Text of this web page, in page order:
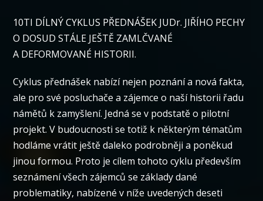
10TI DÍLNÝ CYKLUS PŘEDNÁŠEK JUDr. JIŘÍHO PECHY
O DOSUD STÁLE JEŠTĚ ZAMLČVANÉ
A DEFORMOVANÉ HISTORII.
Cyklus přednášek nabízí nejen poznání a nová fakta,
ale pro své posluchače a zájemce o naší historii řadu
námětů k zamyšlení. Jedná se v podstatě o pilotní
projekt. V budoucnosti se totiž k některým tématům
hodláme vrátit ještě daleko podrobněji a poněkud
jinou formou. Proto je cílem tohoto cyklu především
seznámení všech zájemců se základy dané
problematiky, nabízené v níže uvedených deseti